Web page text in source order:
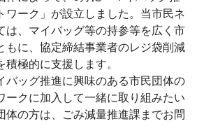
ワーク」が設立しました。当市民ネ
は、マイバッグ等の持参等を広く市
もに、協定締結事業者のレジ袋削減
極的に支援します。
ッグ推進に興味のある市民団体の
ークに加入して一緒に取り組みたい
体の方は、ごみ減量推進課までお問